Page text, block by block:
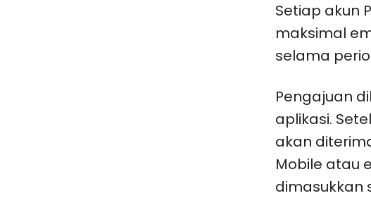
Setiap akun
maksimal
selama
Pengajuan
aplikasi.
akan
Mobile atau
dimasukkan